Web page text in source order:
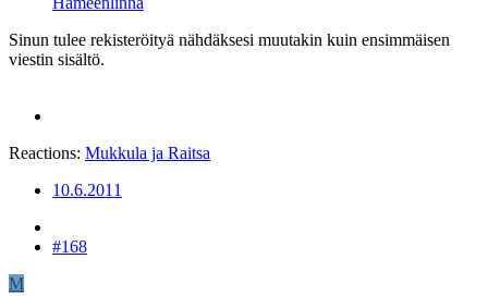
Sinun tulee rekisteröityä nähdäksesi muutakin kuin ensimmäisen
viestin sisältö.
Reactions: Mukkula ja Raitsa
10.6.2011
#168
M